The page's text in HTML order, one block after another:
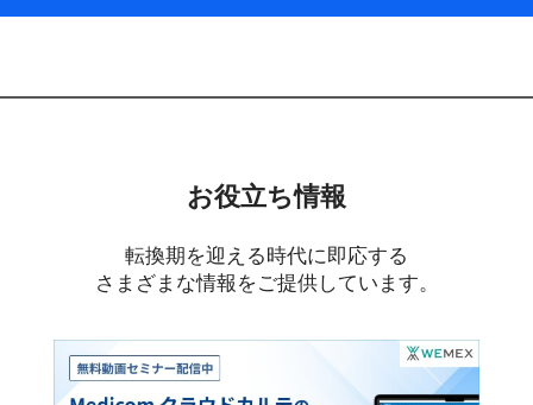
お役立ち情報
転換期を迎える時代に即応する
さまざまな情報をご提供しています。